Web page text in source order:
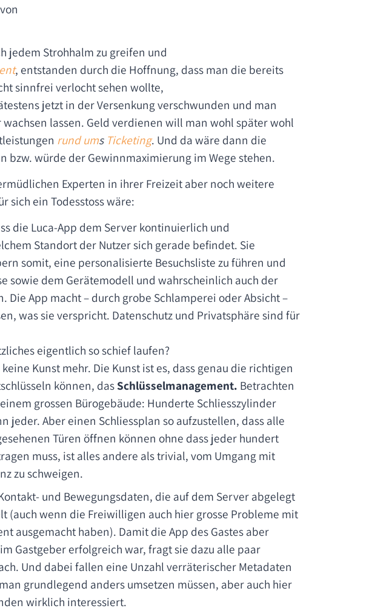
jedem Strohhalm zu greifen und
, entstanden durch die Hoffnung, dass man die bereits
sinnfrei verlocht sehen wollte,
jetzt in der Versenkung verschwunden und man
lassen. Geld verdienen will man wohl später wohl
rund ums Ticketing. Und da wäre dann die
bzw. würde der Gewinnmaximierung im Wege stehen.
Experten in ihrer Freizeit aber noch weitere
sich ein Todesstoss wäre:
die Luca-App dem Server kontinuierlich und
Standort der Nutzer sich gerade befindet. Sie
somit, eine personalisierte Besuchsliste zu führen und
sowie dem Gerätemodell und wahrscheinlich auch der
Die App macht – durch grobe Schlamperei oder Absicht –
was sie verspricht. Datenschutz und Privatsphäre sind für
eigentlich so schief laufen?
Kunst mehr. Die Kunst ist es, dass genau die richtigen
können, dasSchlüsselmanagement. Betrachten
grossen Bürogebäude: Hunderte Schliesszylinder
jeder. Aber einen Schliessplan so aufzustellen, dass alle
Türen öffnen können ohne dass jeder hundert
muss, ist alles andere als trivial, vom Umgang mit
zu schweigen.
und Bewegungsdaten, die auf dem Server abgelegt
(auch wenn die Freiwilligen auch hier grosse Probleme mit
ausgemacht haben). Damit die App des Gastes aber
Gastgeber erfolgreich war, fragt sie dazu alle paar
Und dabei fallen eine Unzahl verräterischer Metadaten
grundlegend anders umsetzen müssen, aber auch hier
wirklich interessiert.